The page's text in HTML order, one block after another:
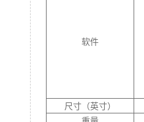
软件
尺寸（英寸）